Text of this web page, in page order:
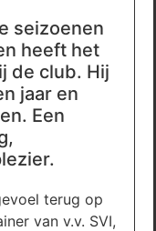
seizoenen
heeft het
de club. Hij
jaar en
Een
terug op
van v.v. SVI,